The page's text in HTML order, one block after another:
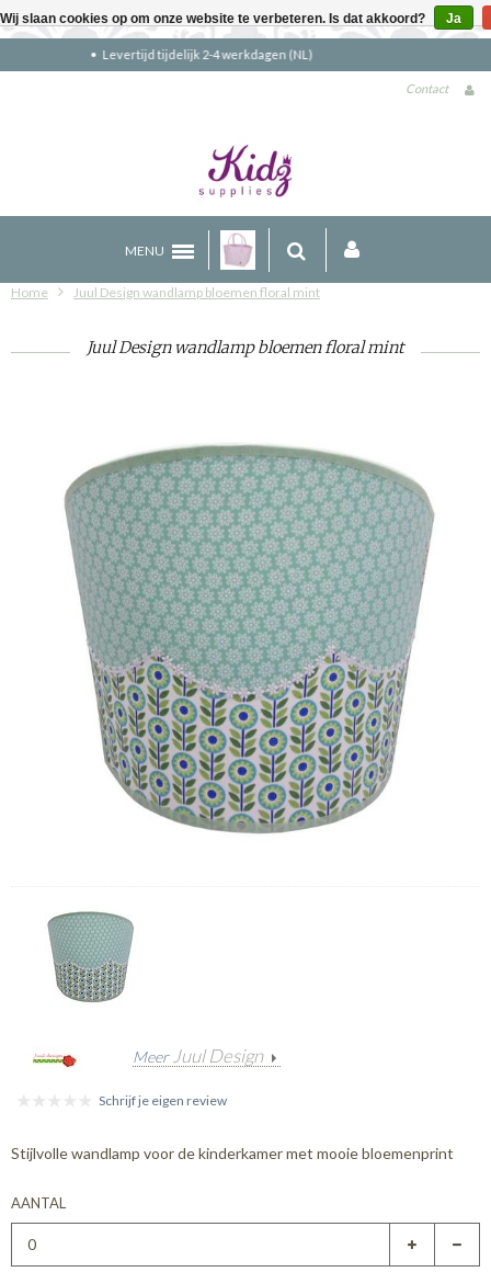
Gratis verzending boven €90 (NL)
Contact
MENU
Home Juul Design wandlamp bloemen floral mint
Juul Design wandlamp bloemen floral mint
MeerJuul Design
Schrijf je eigen review
Stijlvolle wandlamp voor de kinderkamer met mooie bloemenprint
AANTAL
Wij slaan cookies op om onze website te verbeteren. Is dat akkoord? Ja